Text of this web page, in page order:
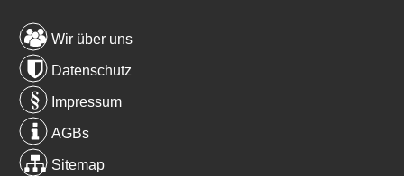
Wir über uns
Datenschutz
Impressum
AGBs
Sitemap